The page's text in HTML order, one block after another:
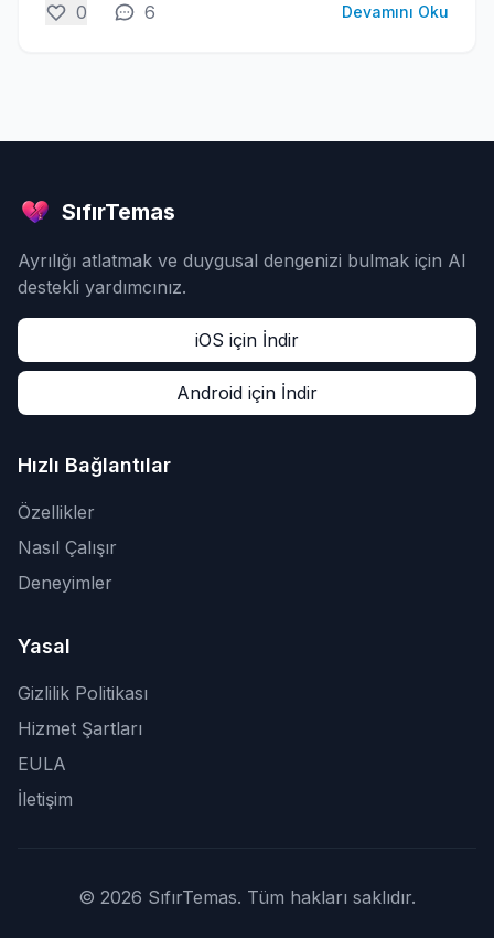
0 6 Devamını Oku
SıfırTemas
Ayrılığı atlatmak ve duygusal dengenizi bulmak için AI
destekli yardımcınız.
iOS için İndir
Android için İndir
Hızlı Bağlantılar
Özellikler
Nasıl Çalışır
Deneyimler
Yasal
Gizlilik Politikası
Hizmet Şartları
EULA
İletişim
© 2026 SıfırTemas. Tüm hakları saklıdır.